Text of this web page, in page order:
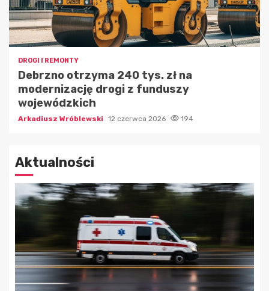
DROGI I REMONTY
Debrzno otrzyma 240 tys. zł na
modernizację drogi z funduszy
wojewódzkich
Arkadiusz Wróblewski 12 czerwca 2026 194
Aktualności